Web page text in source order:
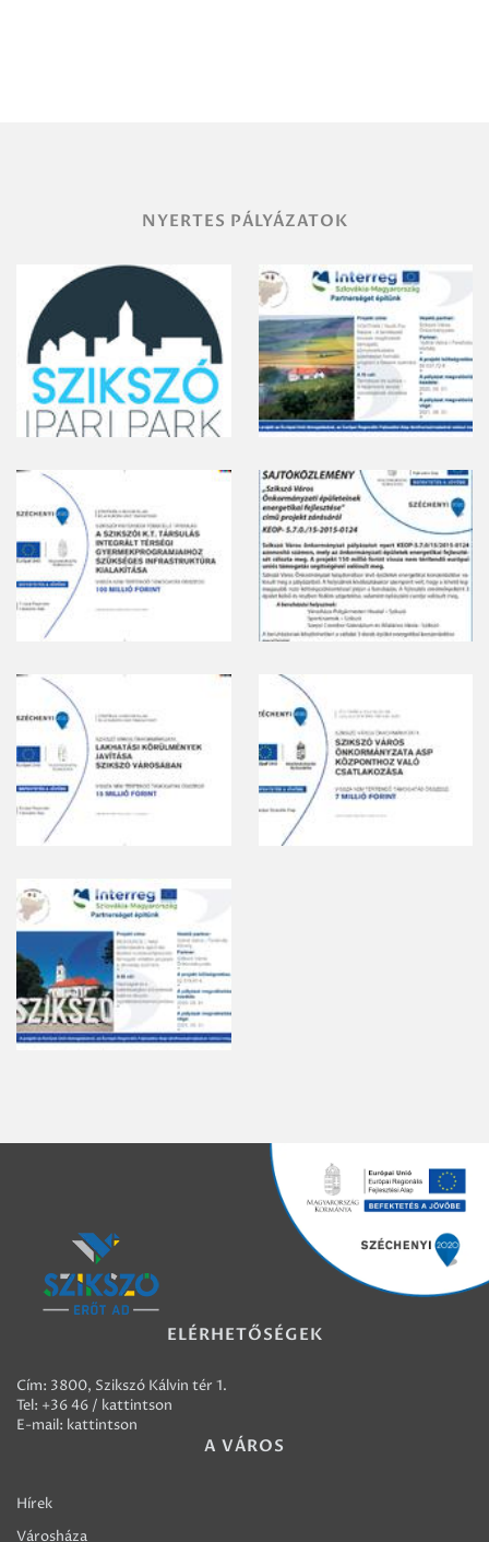
NYERTES PÁLYÁZATOK
ELÉRHETŐSÉGEK
Cím: 3800, Szikszó Kálvin tér 1.
Tel: +36 46 / kattintson
E-mail: kattintson
A VÁROS
Hírek
Városháza